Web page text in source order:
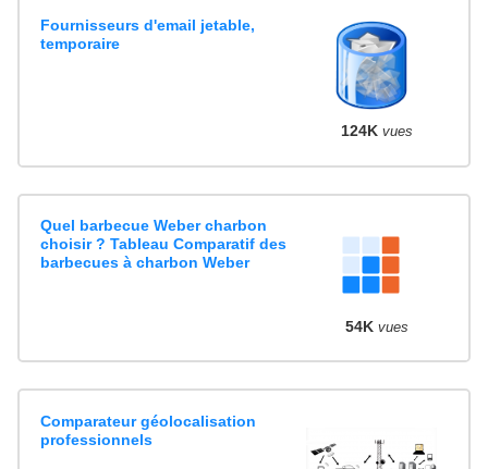
Fournisseurs d'email jetable,
temporaire
124K vues
Quel barbecue Weber charbon
choisir ? Tableau Comparatif des
barbecues à charbon Weber
54K vues
Comparateur géolocalisation
professionnels